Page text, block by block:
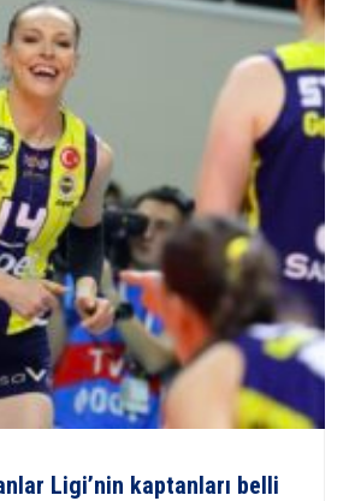
Ligi’nin kaptanları belli